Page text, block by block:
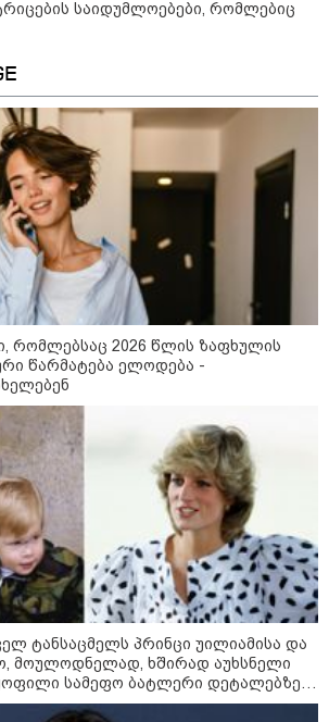
საქართველოს
სისტემის სრული
ამბობს სემეკ-ის წევრი
23:14 / 06-08-2026
სამოქალაქო საზოგადოების
წარმომადგენლები 2008 წლის
რუსეთ-საქართველოს აგვისტოს
ომის 18 წლისთავთან
დაკავშირებით ერთობლივ
განცხადებას ავრცელებენ
22:35 / 06-08-2026
"კიდევ ერთხელ მოვუწოდებ
საქართველოს მთავრობას, მისი
დაუყოვნებლივი და უპირობო
გათავისუფლებისკენ" - რას
წერს ეუთო-ს წარმომადგენელი
მზია ამაღლობელზე?
21:38 / 06-08-2026
საიდუმლოებები, რომლებიც
რომლებსაც 2026 წლის ზაფხულის
წარმატება ელოდება -
ტანსაცმელს პრინცი უილიამისა და
მოულოდნელად, ხშირად აუხსნელი
სამეფო ბატლერი დეტალებზე